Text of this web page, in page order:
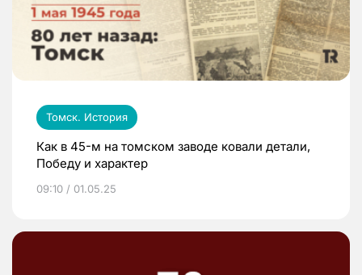
Томск. История
Как в 45-м на томском заводе ковали детали,
Победу и характер
09:10 / 01.05.25